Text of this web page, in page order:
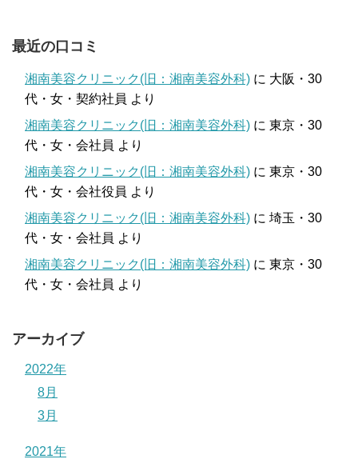
最近の口コミ
湘南美容クリニック(旧：湘南美容外科) に 大阪・30
代・女・契約社員 より
湘南美容クリニック(旧：湘南美容外科) に 東京・30
代・女・会社員 より
湘南美容クリニック(旧：湘南美容外科) に 東京・30
代・女・会社役員 より
湘南美容クリニック(旧：湘南美容外科) に 埼玉・30
代・女・会社員 より
湘南美容クリニック(旧：湘南美容外科) に 東京・30
代・女・会社員 より
アーカイブ
2022年
8月
3月
2021年